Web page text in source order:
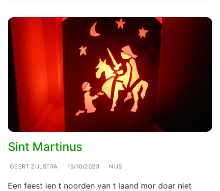
Sint Martinus
GEERT ZIJLSTRA 19/10/2023 NIJS
Een feest ien t noorden van t laand mor doar niet